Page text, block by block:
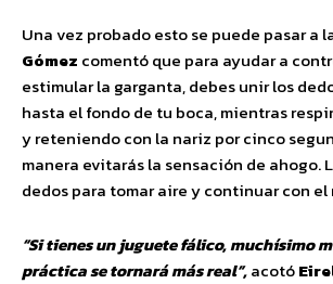
Una vez probado esto se puede pasar a
Gómez comentó que para ayudar a
estimular la garganta, debes unir los
hasta el fondo de tu boca, mientras
y reteniendo con la nariz por cinco
manera evitarás la sensación de ahogo.
dedos para tomar aire y continuar con el
“Si tienes un juguete fálico, muchísimo
práctica se tornará más real”,acotó